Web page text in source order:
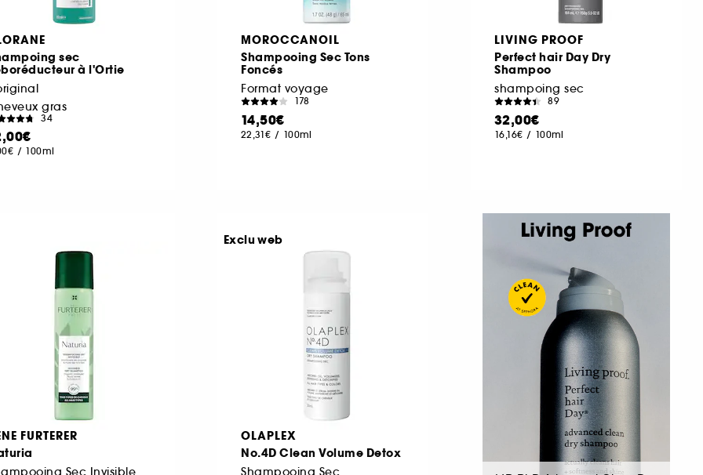
sec
à l'Ortie
gras
34
/ 100ml
MOROCCANOIL
Shampooing Sec Tons
Foncés
Format voyage
178
14,50€
22,31€ / 100ml
LIVING PROOF
Perfect hair Day Dry
Shampoo
shampoing sec
89
32,00€
16,16€ / 100ml
FURTERER
Sec Invisible
OLAPLEX
No.4D Clean Volume Detox
Shampooing Sec
Exclu web